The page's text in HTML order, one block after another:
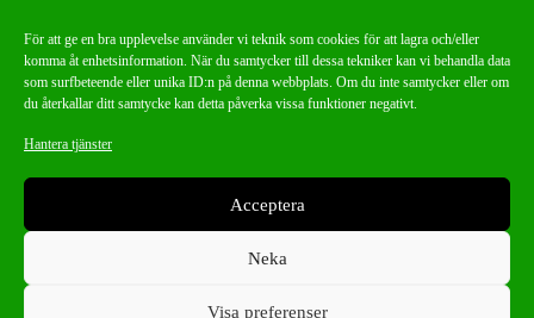
För att ge en bra upplevelse använder vi teknik som cookies för att lagra och/eller
komma åt enhetsinformation. När du samtycker till dessa tekniker kan vi behandla data
som surfbeteende eller unika ID:n på denna webbplats. Om du inte samtycker eller om
du återkallar ditt samtycke kan detta påverka vissa funktioner negativt.
Hantera tjänster
Acceptera
Neka
Visa preferenser
info@fatmancustoms.se
Mån – Fre 10:00 – 18:00
Lör -11:00 – 15:00
Missa aldrig ett bra erbjudande!